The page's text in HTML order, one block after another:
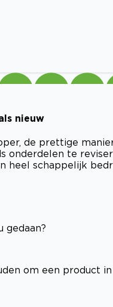
nieuw
de prettige
onderdelen te
heel schappelijk
gedaan?
om een product